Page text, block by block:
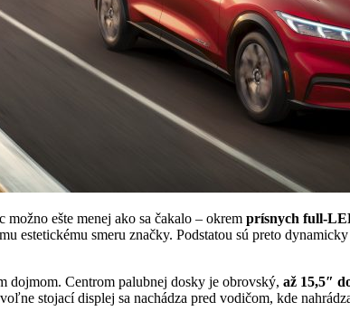
ešte menej ako sa čakalo – okrem prísnych full-
estetickému smeru značky. Podstatou sú preto
dojmom. Centrom palubnej dosky je obrovský, až 15,5″
stojací displej sa nachádza pred vodičom, kde